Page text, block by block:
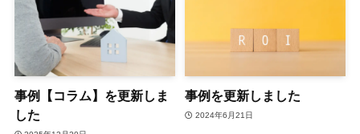
事例【コラム】を更新しま
した
事例を更新しました
2024年6月21日